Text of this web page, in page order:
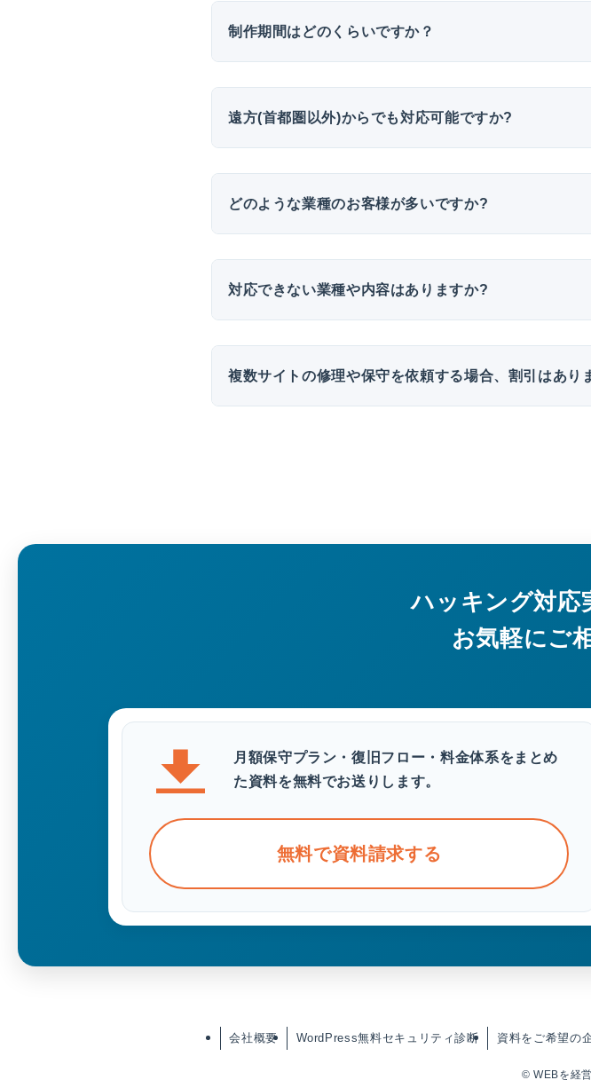
制作期間はどのくらいですか？
遠方(首都圏以外)からでも対応可能ですか?
どのような業種のお客様が多いですか?
対応できない業種や内容はありますか?
複数サイトの修理や保守を依頼する場合、割引はあり
ハッキング対応
お気軽にご
月額保守プラン・復旧フロー・料金体系をまとめ
た資料を無料でお送りします。
無料で資料請求する
会社概要 WordPress無料セキュリティ診断 資料をご希望の
© WEBを経